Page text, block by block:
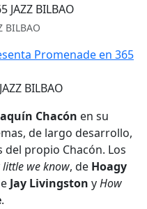
BILBAO
BILBAO
Chacón en su
de largo desarrollo,
del propio Chacón. Los
little we know, de Hoagy
Jay Livingston yHow
.